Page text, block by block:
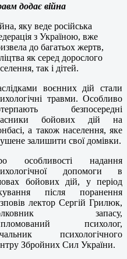
додає війна
яку веде російська
з Україною, вже
до багатьох жертв,
як серед дорослого
так і дітей.
воєнних дій стали
травми. Особливо
безпосередні
бойових дій на
а також населення, яке
залишити свої домівки.
особливості надання
допомоги в
бойових дій, у період
після поранення
лектор Сергій Грилюк,
запасу,
психолог,
психологічного
Збройних Сил України.